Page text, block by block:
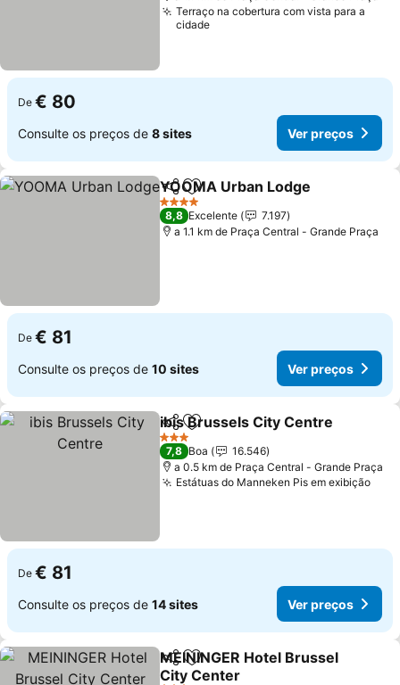
Terraço na cobertura com vista para a
cidade
De € 80
Consulte os preços de 8 sites Ver preços
PartilharAdicionar aos favoritos
YOOMA Urban Lodge
4 Estrelas
8,8 Excelente
7.197
a 1.1 km de Praça Central - Grande Praça
De € 81
Consulte os preços de 10 sites Ver preços
PartilharAdicionar aos favoritos
ibis Brussels City Centre
3 Estrelas
7,8 Boa
16.546
a 0.5 km de Praça Central - Grande Praça
Estátuas do Manneken Pis em exibição
De € 81
Consulte os preços de 14 sites Ver preços
PartilharAdicionar aos favoritos
MEININGER Hotel Brussel
City Center